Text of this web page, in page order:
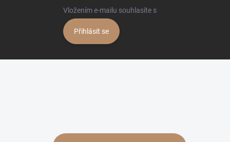
Vložením e-mailu souhlasíte s
Přihlásit se